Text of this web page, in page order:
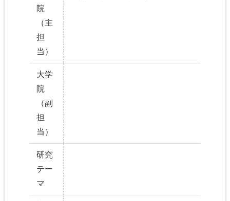
院
（主
担
当）
大学
院
（副
担
当）
研究
テー
マ